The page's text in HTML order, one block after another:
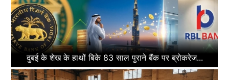
दुबई के शेख के हाथों बिके 83 साल पुराने बैंक पर ब्रोकरेज...